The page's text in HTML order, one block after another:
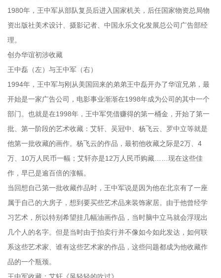
1980年，王中军从部队复员后进入国家机关，后任国家物资总局物
资出版社美术设计、摄影记者、中国永乐文化发展总公司广告部经
理。
创办华谊初涉收藏
王中磊（左）与王中军（右）
1994年，王中军与刚从美国回来的弟弟王中磊开办了华谊兄弟，最
开始是一家广告公司，电影事业渐渐在1998年成为公司的其中一个
部门。也就是在1998年，王中军凭借赚得的第一桶金，开始了第一
批、第一阶段的艺术收藏：艾轩、吴冠中、杨飞云、罗中立等就是
他第一批收藏的画作。杨飞云的作品，最初他收藏之际是2万、4
万、10万人民币一幅；艾轩亦是12万人民币购藏……现在这些佳
作，早已是逾百倍的涨幅。
当回想自己第一批收藏作品时，王中军说是因为他在北京有了一座
属于自己的大房子，想到要买些艺术品来装饰家居。由于他曾经学
习艺术，所以特别希望挂几幅油画作品，当时脑中立马就会浮现出
几个人的名字。但是当时由于拍卖行并不像如今如此发达，如何联
系这些艺术家、谁有这些艺术家的作品，这些问题都成为他收藏作
品的一个瓶颈。